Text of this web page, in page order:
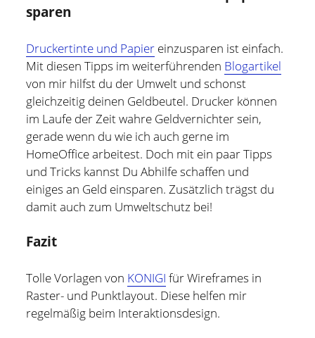
HMI-Design, entwickele Tools für das Projektcontrolling
(PMT) im Compute Middleware Bereich bei der ETAS
GmbH verantwortlich.
In meiner Freizeit bin ich Blogger und Webdesigner und
begeistere mich für gute Technik, hilfreiche Tipps sowie
lesenswerte (Fach-) Bücher und Blogs.
Weitere Infos über mich könnt Ihr gerne auf meiner
"Über mich" Seite nachlesen.
sparen
Druckertinte und Papier einzusparen ist einfach.
Mit diesen Tipps im weiterführenden Blogartikel
von mir hilfst du der Umwelt und schonst
gleichzeitig deinen Geldbeutel. Drucker können
im Laufe der Zeit wahre Geldvernichter sein,
gerade wenn du wie ich auch gerne im
HomeOffice arbeitest. Doch mit ein paar Tipps
und Tricks kannst Du Abhilfe schaffen und
einiges an Geld einsparen. Zusätzlich trägst du
damit auch zum Umweltschutz bei!
Fazit
Tolle Vorlagen von KONIGI für Wireframes in
Raster- und Punktlayout. Diese helfen mir
regelmäßig beim Interaktionsdesign.